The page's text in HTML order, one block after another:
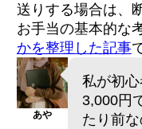
送りする場合は、
お手当の基本的な
かを整理した記事
あや
私が初
3,000円
たり前